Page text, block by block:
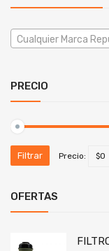
Cualquier Marca
PRECIO
Filtrar Precio: $0
OFERTAS